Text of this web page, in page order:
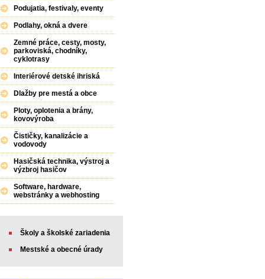
Podujatia, festivaly, eventy
Podlahy, okná a dvere
Zemné práce, cesty, mosty,
parkoviská, chodníky,
cyklotrasy
Interiérové detské ihriská
Dlažby pre mestá a obce
Ploty, oplotenia a brány,
kovovýroba
Čističky, kanalizácie a
vodovody
Hasičská technika, výstroj a
výzbroj hasičov
Software, hardware,
webstránky a webhosting
Školy a školské zariadenia
Mestské a obecné úrady